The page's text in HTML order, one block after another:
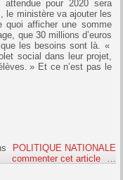
pour 2020 sera
le ministère va ajouter les
quoi afficher une somme
que 30 millions d’euros
les besoins sont là. «
social dans leur projet,
» Et ce n’est pas le
POLITIQUE NATIONALE
commenter cet article